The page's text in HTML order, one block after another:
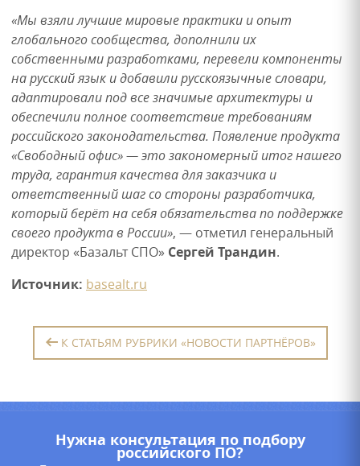
«Мы взяли лучшие мировые практики и опыт
глобального сообщества, дополнили их
собственными разработками, перевели компоненты
на русский язык и добавили русскоязычные словари,
адаптировали под все значимые архитектуры и
обеспечили полное соответствие требованиям
российского законодательства. Появление продукта
«Свободный офис» — это закономерный итог нашего
труда, гарантия качества для заказчика и
ответственный шаг со стороны разработчика,
который берёт на себя обязательства по поддержке
своего продукта в России», — отметил генеральный
директор «Базальт СПО» Сергей Трандин.
Источник: basealt.ru
К СТАТЬЯМ РУБРИКИ «НОВОСТИ ПАРТНЁРОВ»
Нужна консультация по подбору
российского ПО?